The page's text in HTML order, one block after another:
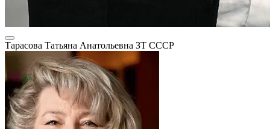
Тарасова Татьяна Анатольевна ЗТ СССР